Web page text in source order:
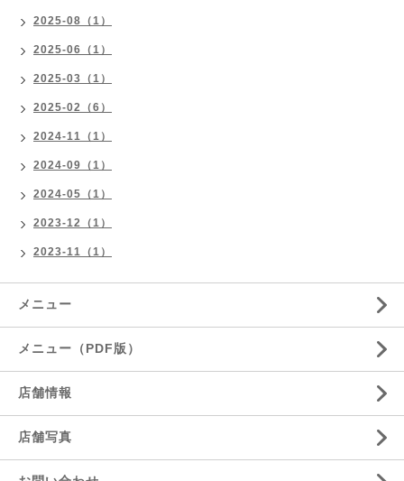
2025-08（1）
2025-06（1）
2025-03（1）
2025-02（6）
2024-11（1）
2024-09（1）
2024-05（1）
2023-12（1）
2023-11（1）
メニュー
メニュー（PDF版）
店舗情報
店舗写真